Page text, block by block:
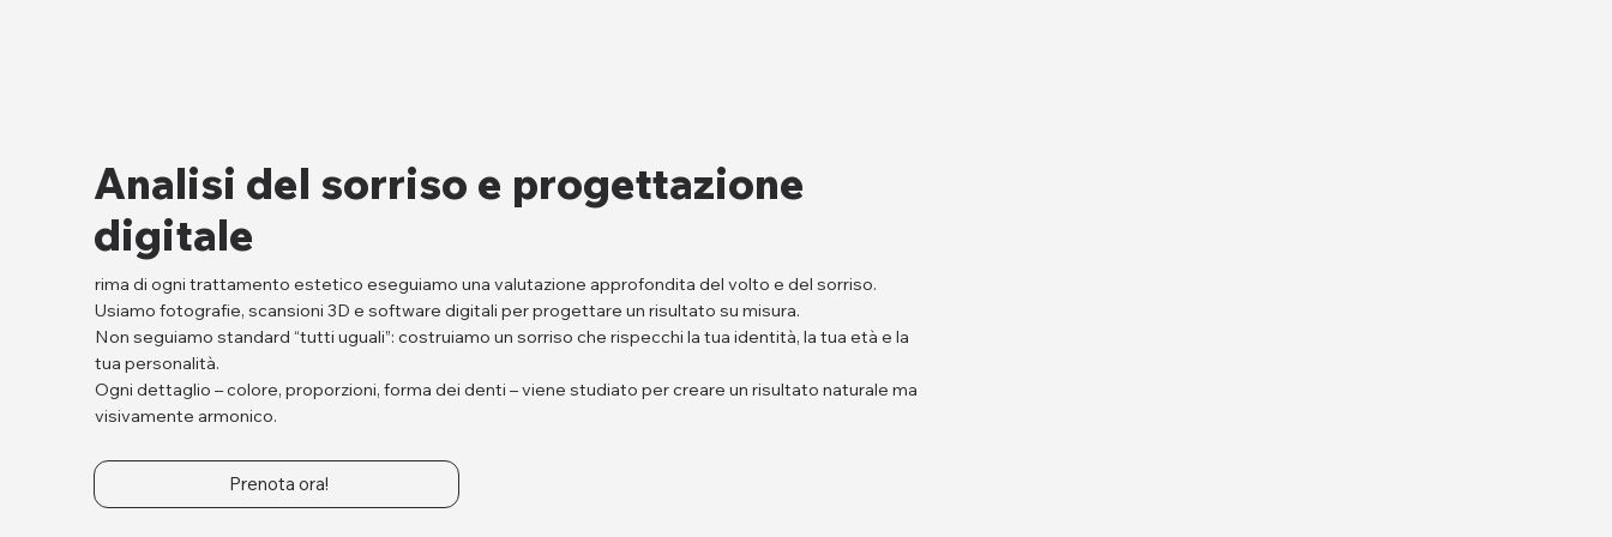
Analisi del sorriso e progettazione
digitale
rima di ogni trattamento estetico eseguiamo una valutazione approfondita del volto e del sorriso.
Usiamo fotografie, scansioni 3D e software digitali per progettare un risultato su misura.
Non seguiamo standard “tutti uguali”: costruiamo un sorriso che rispecchi la tua identità, la tua età e la
tua personalità.
Ogni dettaglio – colore, proporzioni, forma dei denti – viene studiato per creare un risultato naturale ma
visivamente armonico.
Prenota ora!